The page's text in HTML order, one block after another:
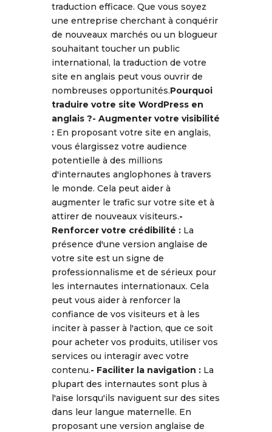
traduction efficace. Que vous soyez
une entreprise cherchant à conquérir
de nouveaux marchés ou un blogueur
souhaitant toucher un public
international, la traduction de votre
site en anglais peut vous ouvrir de
nombreuses opportunités.Pourquoi
traduire votre site WordPress en
anglais ?- Augmenter votre visibilité
: En proposant votre site en anglais,
vous élargissez votre audience
potentielle à des millions
d'internautes anglophones à travers
le monde. Cela peut aider à
augmenter le trafic sur votre site et à
attirer de nouveaux visiteurs.-
Renforcer votre crédibilité : La
présence d'une version anglaise de
votre site est un signe de
professionnalisme et de sérieux pour
les internautes internationaux. Cela
peut vous aider à renforcer la
confiance de vos visiteurs et à les
inciter à passer à l'action, que ce soit
pour acheter vos produits, utiliser vos
services ou interagir avec votre
contenu.- Faciliter la navigation : La
plupart des internautes sont plus à
l'aise lorsqu'ils naviguent sur des sites
dans leur langue maternelle. En
proposant une version anglaise de